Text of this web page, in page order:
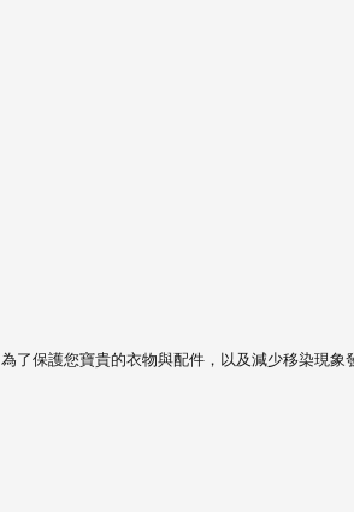
為了保護您寶貴的衣物與配件，以及減少移染現象